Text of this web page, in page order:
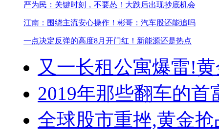
严为民：关键时刻，不要怂！ 大跌后出现抄底机会
江南：围绕主流安心操作！ 彬哥：汽车股还能追吗
一点决定反弹的高度8月开门红！新能源还是热点
又一长租公寓爆雷!
2019年那些翻车的首
全球股市重挫,黄金抢